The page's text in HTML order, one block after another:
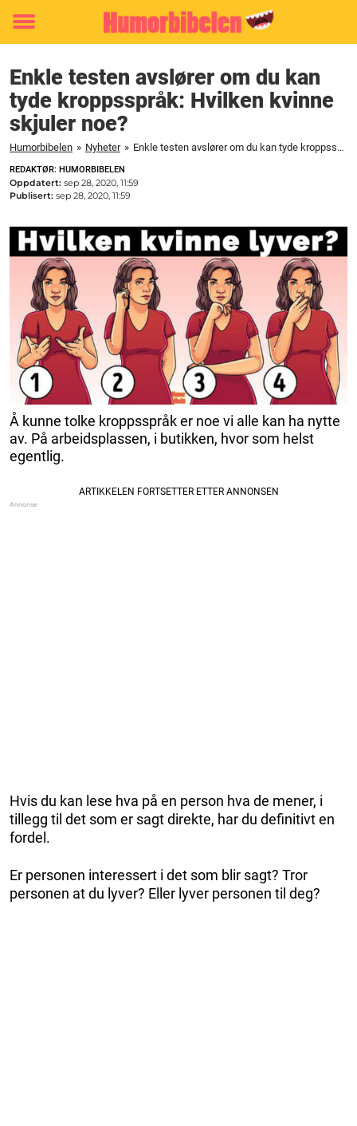
Toggle
Enkle testen avslører om du kan
tyde kroppsspråk: Hvilken kvinne
skjuler noe?
Humorbibelen » Nyheter » Enkle testen avslører om du kan tyde kroppsspråk: Hvilken kvinne skjuler noe?
REDAKTØR: HUMORBIBELEN
Oppdatert: sep 28, 2020, 11:59
Publisert: sep 28, 2020, 11:59
Å kunne tolke kroppsspråk er noe vi alle kan ha nytte
av. På arbeidsplassen, i butikken, hvor som helst
egentlig.
Hvis du kan lese hva på en person hva de mener, i
tillegg til det som er sagt direkte, har du definitivt en
fordel.
Er personen interessert i det som blir sagt? Tror
personen at du lyver? Eller lyver personen til deg?